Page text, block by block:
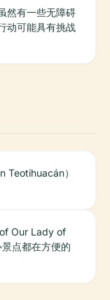
然有一些无障碍
动可能具有挑战
Teotihuacán）
Our Lady of
点都在方便的